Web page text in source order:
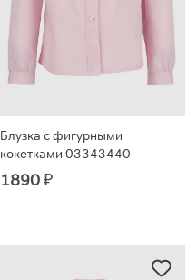
Блузка с фигурными
кокетками 03343440
1890₽